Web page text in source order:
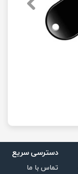
دسترسی سریع
تماس با ما